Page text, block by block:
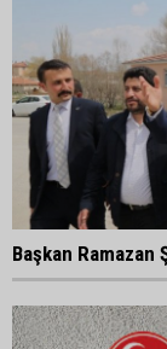
Başkan